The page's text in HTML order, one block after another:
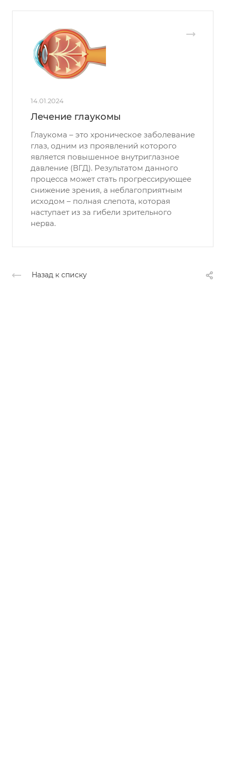
14.01.2024
Лечение глаукомы
Глаукома – это хроническое заболевание
глаз, одним из проявлений которого
является повышенное внутриглазное
давление (ВГД). Результатом данного
процесса может стать прогрессирующее
снижение зрения, а неблагоприятным
исходом – полная слепота, которая
наступает из за гибели зрительного
нерва.
Назад к списку